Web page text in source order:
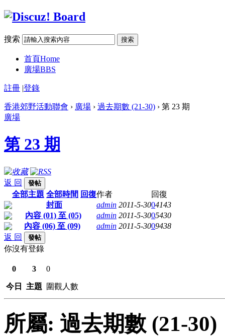
搜索 搜索
首頁Home
廣場BBS
註冊 |登錄
香港郊野活動聯會 › 廣場 › 過去期數 (21-30) › 第 23 期
廣場
第 23 期
返 回 發帖
全部主題 全部時間 回復作者
回復
封面
admin 2011-5-3004143
內容 (01) 至 (05)
admin 2011-5-3005430
內容 (06) 至 (09)
admin 2011-5-3009438
返 回
發帖
你沒有登錄
0
今日
3
主題
0
圍觀人數
所屬: 過去期數 (21-30)